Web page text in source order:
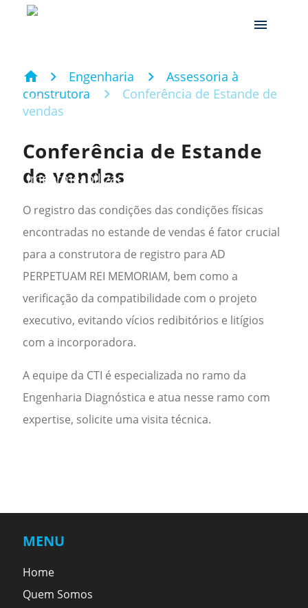
menu
home Engenharia
Assessoria à
construtora
Conferência de Estande de
vendas
Conferência de Estande
de vendas
O registro das condições das condições físicas
encontradas no estande de vendas é fator crucial
para a construtora de registro para AD
PERPETUAM REI MEMORIAM, bem como a
verificação da compatibilidade com o projeto
executivo, evitando vícios redibitórios e litígios
com a incorporadora.
A equipe da CTI é especializada no ramo da
Engenharia Diagnóstica e atua nesse ramo com
expertise, solicite uma visita técnica.
MENU
Home
Quem Somos